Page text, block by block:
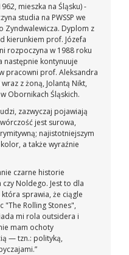
mieszka na Śląsku) -
studia na PWSSP we
Zyndwalewicza. Dyplom z
kierunkiem prof. Józefa
rozpoczyna w 1988 roku
następnie kontynuuje
pracowni prof. Aleksandra
z żoną, Jolantą Nikt,
Obornikach Śląskich.
zazwyczaj pojawiają
jest surowa,
najistotniejszym
a także wyraźnie
czarne historie
Noldego. Jest to dla
sprawia, że ciągle
"The Rolling Stones",
mi rola outsidera i
mam ochoty
— tzn.: polityką,